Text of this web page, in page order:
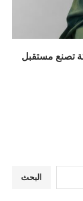
تصنع مستقبل
البحث